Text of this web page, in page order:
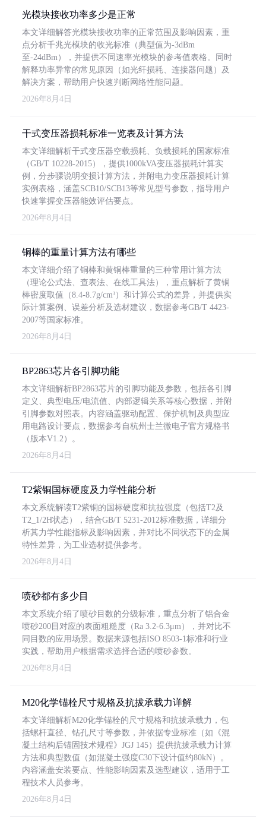
光模块接收功率多少是正常
本文详细解答光模块接收功率的正常范围及影响因素，重
点分析千兆光模块的收光标准（典型值为-3dBm
至-24dBm），并提供不同速率光模块的参考值表格。同时
解释功率异常的常见原因（如光纤损耗、连接器问题）及
解决方案，帮助用户快速判断网络性能问题。
2026年8月4日
干式变压器损耗标准一览表及计算方法
本文详细解析干式变压器空载损耗、负载损耗的国家标准
（GB/T 10228-2015），提供1000kVA变压器损耗计算实
例，分步骤说明变损计算方法，并附电力变压器损耗计算
实例表格，涵盖SCB10/SCB13等常见型号参数，指导用户
快速掌握变压器能效评估要点。
2026年8月4日
铜棒的重量计算方法有哪些
本文详细介绍了铜棒和黄铜棒重量的三种常用计算方法
（理论公式法、查表法、在线工具法），重点解析了黄铜
棒密度取值（8.4-8.7g/cm³）和计算公式的差异，并提供实
际计算案例、误差分析及选材建议，数据参考GB/T 4423-
2007等国家标准。
2026年8月4日
BP2863芯片各引脚功能
本文详细解析BP2863芯片的引脚功能及参数，包括各引脚
定义、典型电压/电流值、内部逻辑关系等核心数据，并附
引脚参数对照表。内容涵盖驱动配置、保护机制及典型应
用电路设计要点，数据参考自杭州士兰微电子官方规格书
（版本V1.2）。
2026年8月4日
T2紫铜国标硬度及力学性能分析
本文系统解读T2紫铜的国标硬度和抗拉强度（包括T2及
T2_1/2H状态），结合GB/T 5231-2012标准数据，详细分
析其力学性能指标及影响因素，并对比不同状态下的金属
特性差异，为工业选材提供参考。
2026年8月4日
喷砂都有多少目
本文系统介绍了喷砂目数的分级标准，重点分析了铝合金
喷砂200目对应的表面粗糙度（Ra 3.2-6.3μm），并对比不
同目数的应用场景。数据来源包括ISO 8503-1标准和行业
实践，帮助用户根据需求选择合适的喷砂参数。
2026年8月4日
M20化学锚栓尺寸规格及抗拔承载力详解
本文详细解析M20化学锚栓的尺寸规格和抗拔承载力，包
括螺杆直径、钻孔尺寸等参数，并依据专业标准（如《混
凝土结构后锚固技术规程》JGJ 145）提供抗拔承载力计算
方法和典型数值（如混凝土强度C30下设计值约80kN）。
内容涵盖安装要点、性能影响因素及选型建议，适用于工
程技术人员参考。
2026年8月4日